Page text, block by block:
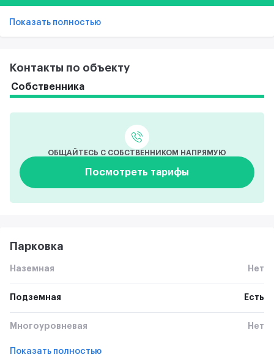
Показать полностью
Контакты по объекту
Собственника
ОБЩАЙТЕСЬ С СОБСТВЕННИКОМ НАПРЯМУЮ
Посмотреть тарифы
Парковка
Наземная Нет
Подземная Есть
Многоуровневая Нет
Показать полностью